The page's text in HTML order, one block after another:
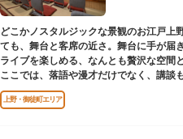
どこかノスタルジックな景観のお江戸上
ても、舞台と客席の近さ。舞台に手が届
ライブを楽しめる、なんとも贅沢な空間
ここでは、落語や漫才だけでなく、講談
ているけど講談ってなんだろう？と思わ
路亭をのぞいてみませんか？
上野・御徒町エリア